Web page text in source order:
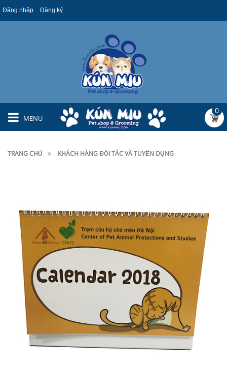
Đăng nhập Đăng ký
MENU
0
TRANG CHỦ KHÁCH HÀNG ĐỐI TÁC VÀ TUYỂN DỤNG